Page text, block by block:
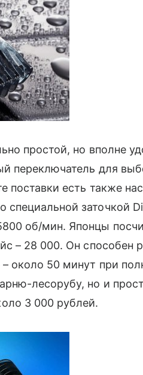
простой, но вполне
переключатель для
поставки есть также
заточкой
об/мин. Японцы
– 28 000. Он способен
около 50 минут при
лесорубу, но и
3 000 рублей.